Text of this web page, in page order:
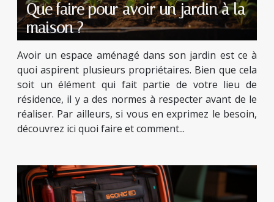
Que faire pour avoir un jardin à la
maison ?
Avoir un espace aménagé dans son jardin est ce à
quoi aspirent plusieurs propriétaires. Bien que cela
soit un élément qui fait partie de votre lieu de
résidence, il y a des normes à respecter avant de le
réaliser. Par ailleurs, si vous en exprimez le besoin,
découvrez ici quoi faire et comment...